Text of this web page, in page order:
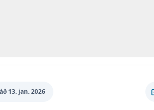
13. jan. 2026